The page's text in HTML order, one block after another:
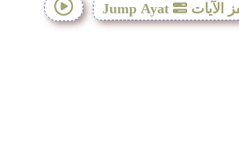
Jump Ayat الآيات